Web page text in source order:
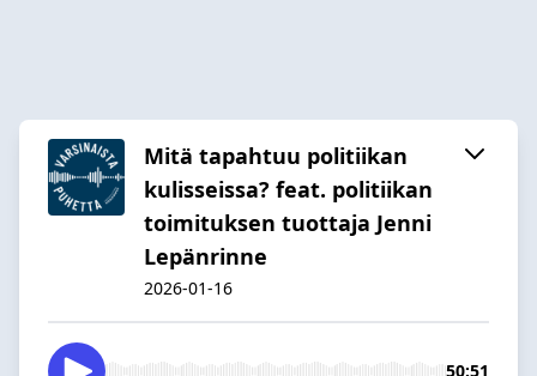
Mitä tapahtuu politiikan
kulisseissa? feat. politiikan
toimituksen tuottaja Jenni
Lepänrinne
2026-01-16
50:51